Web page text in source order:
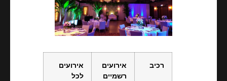
רכיב
אירועים
רשמיים
אירועים
לכל